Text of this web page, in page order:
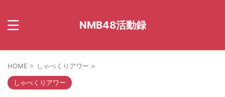
NMB48活動録
HOME > しゃべくりアワー >
しゃべくりアワー